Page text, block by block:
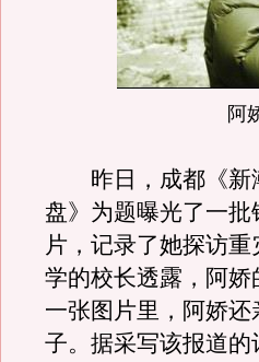
阿
昨日，成都《新
盘》为题曝光了一
片，记录了她探访
学的校长透露，阿
一张图片里，阿娇
子。据采写该报道